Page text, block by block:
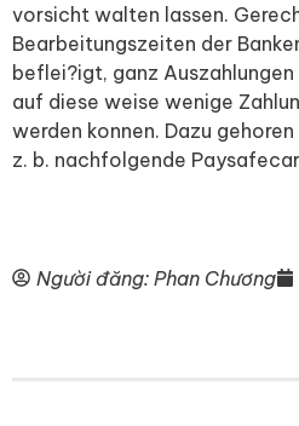
vorsicht walten lassen.
Bearbeitungszeiten der
beflei?igt, ganz
auf diese weise wenige
werden konnen. Dazu
z. b. nachfolgende
Người đăng: Phan Chương